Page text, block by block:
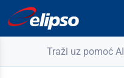
Traži uz pomoć AI